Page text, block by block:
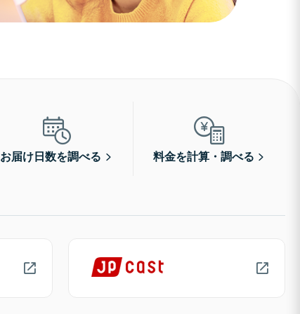
お届け日数を調べる 料金を計算・調べる